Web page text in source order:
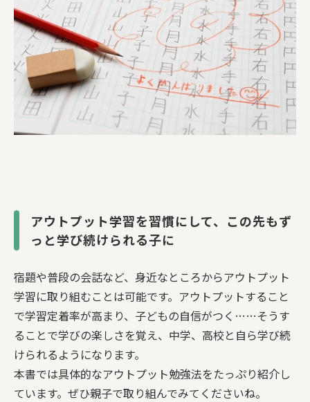
アウトプット学習を習慣にして、この先もず
っと学び続けられる子に
宿題や普段の会話など、身近なところからアウトプット
学習に取り組むことは可能です。アウトプットすること
で学習定着率が高まり、子どもの自信がつく……そうす
ることで学びの楽しさを覚え、中学、高校と自ら学び続
けられるようになります。
本書では具体的なアウトプット勉強法をたっぷり紹介し
ています。ぜひ親子で取り組んでみてくださいね。